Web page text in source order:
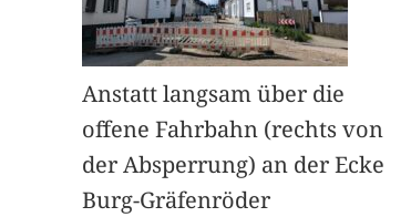
Anstatt langsam über die
offene Fahrbahn (rechts von
der Absperrung) an der Ecke
Burg-Gräfenröder